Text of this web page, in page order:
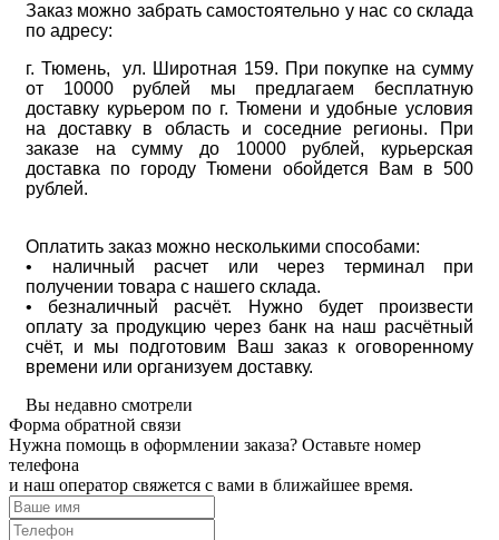
Заказ можно забрать самостоятельно у нас со склада
по адресу:
г. Тюмень, ул. Широтная 159. При покупке на сумму
от 10000 рублей мы предлагаем бесплатную
доставку курьером по г. Тюмени и удобные условия
на доставку в область и соседние регионы. При
заказе на сумму до 10000 рублей, курьерская
доставка по городу Тюмени обойдется Вам в 500
рублей.
Оплатить заказ можно несколькими способами:
• наличный расчет или через терминал при
получении товара с нашего склада.
• безналичный расчёт. Нужно будет произвести
оплату за продукцию через банк на наш расчётный
счёт, и мы подготовим Ваш заказ к оговоренному
времени или организуем доставку.
Вы недавно смотрели
Форма обратной связи
Нужна помощь в оформлении заказа? Оставьте номер
телефона
и наш оператор свяжется с вами в ближайшее время.